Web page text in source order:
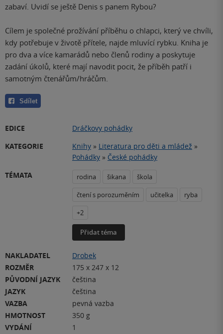
zabaví. Uvidí se ještě Denis s panem Rybou?
Cílem je společné prožívání příběhu o chlapci, který ve chvíli,
kdy potřebuje v životě přítele, najde mluvící rybku. Kniha je
pro dva a více kamarádů nebo členů rodiny a poskytuje
zadání úkolů, které mají navodit pocit, že příběh patří i
samotným čtenářům/hráčům.
Sdílet
EDICE
Dráčkovy pohádky
KATEGORIE
Knihy » Literatura pro děti a mládež »
Pohádky » České pohádky
TÉMATA
rodina šikana
škola
čtení s porozuměním
učitelka
ryba
+2
Přidat téma
NAKLADATEL
Drobek
ROZMĚR
175 x 247 x 12
PŮVODNÍ JAZYK
čeština
JAZYK
čeština
VAZBA
pevná vazba
HMOTNOST
350 g
VYDÁNÍ
1